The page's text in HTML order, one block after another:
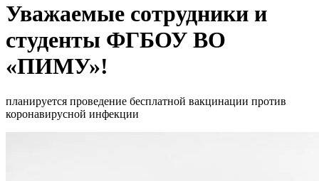
Уважаемые сотрудники и
студенты ФГБОУ ВО
«ПИМУ»!
планируется проведение бесплатной вакцинации против
коронавирусной инфекции